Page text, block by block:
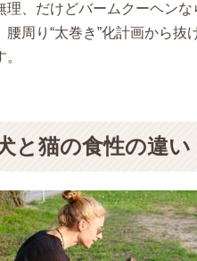
理、だけどバームクーヘン
腰周り“太巻き”化計画から
と猫の食性の違い